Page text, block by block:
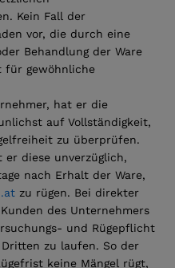
Kein Fall der
vor, die durch eine
Behandlung der Ware
für gewöhnliche
hat er die
auf Vollständigkeit,
zu überprüfen.
er diese unverzüglich,
nach Erhalt der Ware,
zu rügen. Bei direkter
des Unternehmers
und Rügepflicht
zu laufen. So der
keine Mängel rügt,